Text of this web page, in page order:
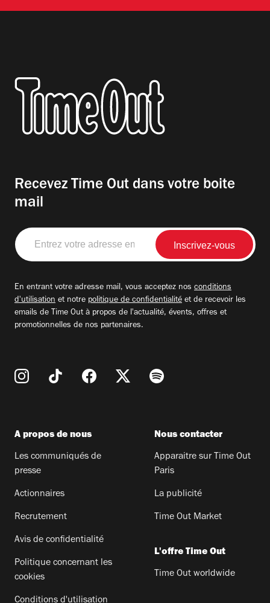
Recevez Time Out dans votre boite
mail
Entrez
votre
adresse
En entrant votre adresse mail, vous acceptez nos conditions
d'utilisation et notre politique de confidentialité et de recevoir les
emails de Time Out à propos de l'actualité, évents, offres et
promotionnelles de nos partenaires.
A propos de nous
Les communiqués de
presse
Actionnaires
Recrutement
Avis de confidentialité
Politique concernant les
cookies
Conditions d'utilisation
Nous contacter
Apparaitre sur Time Out
Paris
La publicité
Time Out Market
L'offre Time Out
Time Out worldwide